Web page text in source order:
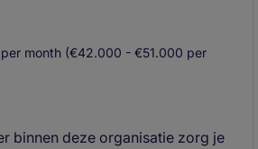
month (€42.000 - €51.000 per
binnen deze organisatie zorg je